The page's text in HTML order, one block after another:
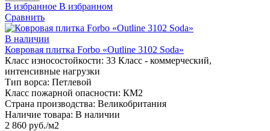
В избранное В избранном
Сравнить
В наличии
Ковровая плитка Forbo «Outline 3102 Soda»
Класс износостойкости: 33 Класс - коммерческий,
интенсивные нагрузки
Тип ворса: Петлевой
Класс пожарной опасности: КМ2
Страна производства: Великобритания
Наличие товара: В наличии
2 860 руб./м2